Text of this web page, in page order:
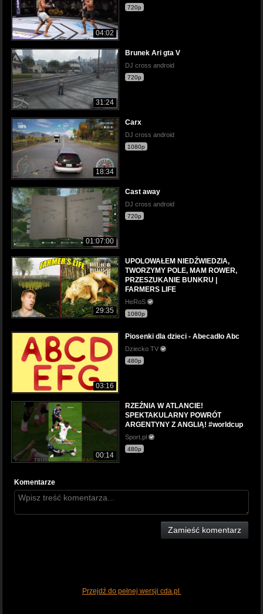
04:02
720p
31:24
Brunek Ari gta V
DJ cross android
720p
18:34
Carx
DJ cross android
1080p
01:07:00
Cast away
DJ cross android
720p
29:35
UPOLOWAŁEM NIEDŹWIEDZIA,
TWORZYMY POLE, MAM ROWER,
PRZESZUKANIE BUNKRU |
FARMERS LIFE
HeRoS
1080p
03:16
Piosenki dla dzieci - Abecadło Abc
Dziecko TV
480p
00:14
RZEŹNIA W ATLANCIE!
SPEKTAKULARNY POWRÓT
ARGENTYNY Z ANGLIĄ! #worldcup
Sport.pl
480p
Komentarze
Zamieść komentarz
Przejdź do pełnej wersji cda.pl